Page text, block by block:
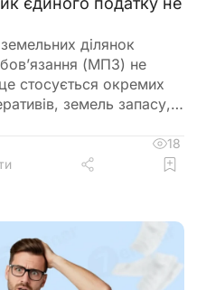
ділянок
(МПЗ) не
стосується окремих
земель запасу,
пунктів, а також
консервації чи
встановлені
18